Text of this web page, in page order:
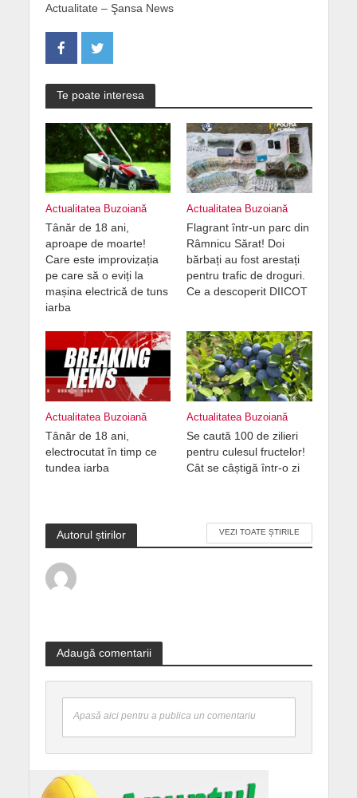
Actualitate – Şansa News
Te poate interesa
Actualitatea Buzoiană
Tânăr de 18 ani,
aproape de moarte!
Care este improvizația
pe care să o eviți la
mașina electrică de tuns
iarba
Actualitatea Buzoiană
Flagrant într-un parc din
Râmnicu Sărat! Doi
bărbați au fost arestați
pentru trafic de droguri.
Ce a descoperit DIICOT
Actualitatea Buzoiană
Tânăr de 18 ani,
electrocutat în timp ce
tundea iarba
Actualitatea Buzoiană
Se caută 100 de zilieri
pentru culesul fructelor!
Cât se câștigă într-o zi
Autorul știrilor VEZI TOATE ȘTIRILE
Adaugă comentarii
Apasă aici pentru a publica un comentariu